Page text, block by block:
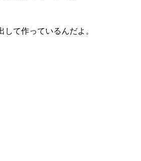
て作っているんだよ。